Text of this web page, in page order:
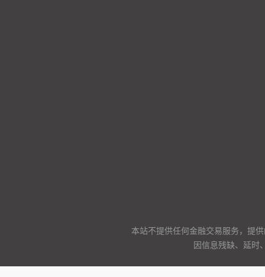
本站不提供任何金融交易服务，提
因信息残缺、延时